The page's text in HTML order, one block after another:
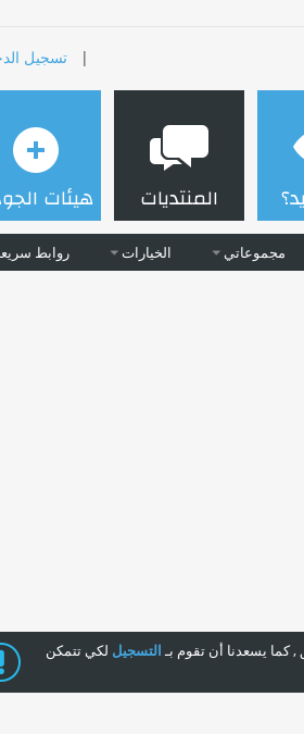
| تسجيل
المنتديات
مجموعاتي الخيارات روابط
هيئات
كما يسعدنا أن تقوم بـالتسجيل لكي تتمكن